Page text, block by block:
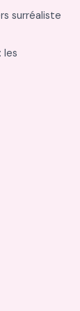
surréaliste
les